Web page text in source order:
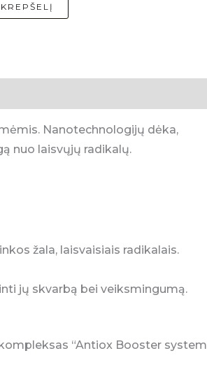
Nanotechnologijų dėka,
nuo laisvųjų radikalų.
žala, laisvaisiais radikalais.
jų skvarbą bei veiksmingumą.
“Antiox Booster system